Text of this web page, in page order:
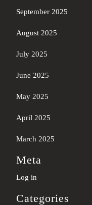
September 2025
August 2025
July 2025
June 2025
May 2025
April 2025
March 2025
Meta
Log in
Categories